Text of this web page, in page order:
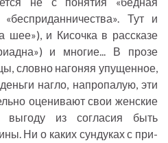
Тут и
шее»), и Кисочка в рассказе
и многие... В прозе
словно нагоняя упущенное,
нагло, напропалую, эти
оценивают свои женские
выгоду из согласия быть
Ни о каких сундуках с при-